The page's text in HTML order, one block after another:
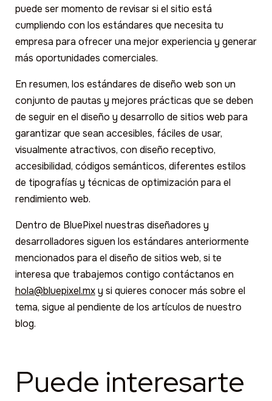
puede ser momento de revisar si el sitio está
cumpliendo con los estándares que necesita tu
empresa para ofrecer una mejor experiencia y generar
más oportunidades comerciales.
En resumen, los estándares de diseño web son un
conjunto de pautas y mejores prácticas que se deben
de seguir en el diseño y desarrollo de sitios web para
garantizar que sean accesibles, fáciles de usar,
visualmente atractivos, con diseño receptivo,
accesibilidad, códigos semánticos, diferentes estilos
de tipografías y técnicas de optimización para el
rendimiento web.
Dentro de BluePixel nuestras diseñadores y
desarrolladores siguen los estándares anteriormente
mencionados para el diseño de sitios web, si te
interesa que trabajemos contigo contáctanos en
hola@bluepixel.mxy si quieres conocer más sobre el
tema, sigue al pendiente de los artículos de nuestro
blog.
Puede interesarte